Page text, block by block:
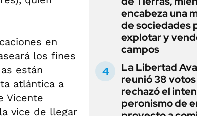
en
los fines
están
atlántica a
Vicente
vice de llegar
encabeza una
de sociedades
explotar y
campos
La Libertad
reunió 38
rechazó el
peronismo de